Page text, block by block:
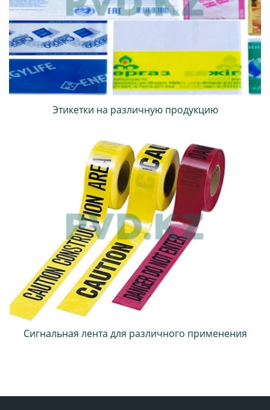
Этикетки на различную продукцию
Сигнальная лента для различного применения